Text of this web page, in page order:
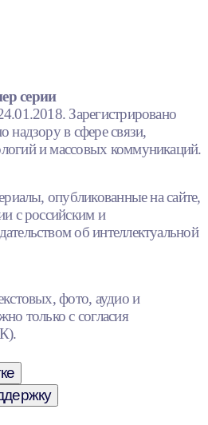
серии
Зарегистрировано
надзору в сфере связи,
и массовых коммуникаций.
опубликованные на сайте,
с российским и
об интеллектуальной
фото, аудио и
только с согласия